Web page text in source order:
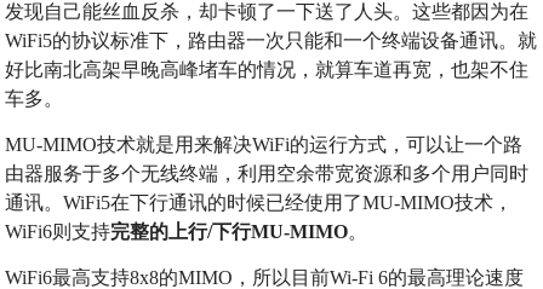
发现自己能丝血反杀，却卡顿了一下送了人头。这些都因为在
WiFi5的协议标准下，路由器一次只能和一个终端设备通讯。就
好比南北高架早晚高峰堵车的情况，就算车道再宽，也架不住
车多。
MU-MIMO技术就是用来解决WiFi的运行方式，可以让一个路
由器服务于多个无线终端，利用空余带宽资源和多个用户同时
通讯。WiFi5在下行通讯的时候已经使用了MU-MIMO技术，
WiFi6则支持完整的上行/下行MU-MIMO。
WiFi6最高支持8x8的MIMO，所以目前Wi-Fi 6的最高理论速度